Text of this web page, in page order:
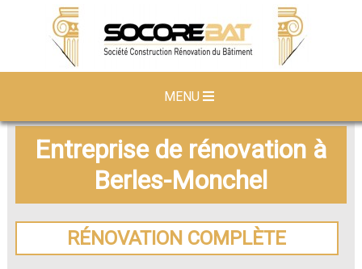
MENU
Entreprise de rénovation à
Berles-Monchel
RÉNOVATION COMPLÈTE